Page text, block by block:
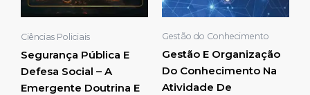
Ciências Policiais
Segurança Pública E
Defesa Social – A
Emergente Doutrina E
Gestão do Conhecimento
Gestão E Organização
Do Conhecimento Na
Atividade De